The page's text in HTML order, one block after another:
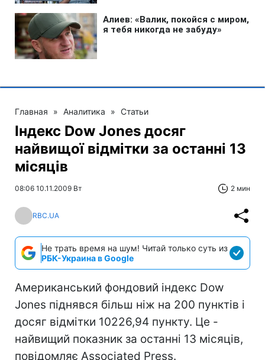
Главная » Аналитика » Статьи
Індекс Dow Jones досяг
найвищої відмітки за останні 13
місяців
08:06 10.11.2009 Вт 2 мин
RBC.UA
Не трать время на шум! Читай только суть из
РБК-Украина в Google
Американський фондовий індекс Dow
Jones піднявся більш ніж на 200 пунктів і
досяг відмітки 10226,94 пункту. Це -
найвищий показник за останні 13 місяців,
повідомляє Associated Press.